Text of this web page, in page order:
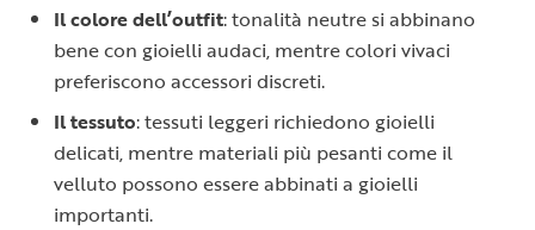
Il colore dell’outfit: tonalità neutre si abbinano
bene con gioielli audaci, mentre colori vivaci
preferiscono accessori discreti.
Il tessuto: tessuti leggeri richiedono gioielli
delicati, mentre materiali più pesanti come il
velluto possono essere abbinati a gioielli
importanti.